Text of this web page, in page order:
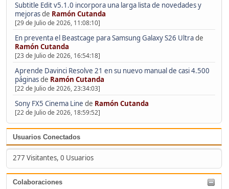
Subtitle Edit v5.1.0 incorpora una larga lista de novedades y
mejorasde Ramón Cutanda
[29 de Julio de 2026, 11:08:10]
En preventa el Beastcage para Samsung Galaxy S26 Ultrade
Ramón Cutanda
[23 de Julio de 2026, 16:54:18]
Aprende Davinci Resolve 21 en su nuevo manual de casi 4.500
páginasde Ramón Cutanda
[22 de Julio de 2026, 23:34:03]
Sony FX5 Cinema Line de Ramón Cutanda
[22 de Julio de 2026, 18:59:52]
Usuarios Conectados
277 Visitantes, 0 Usuarios
Colaboraciones